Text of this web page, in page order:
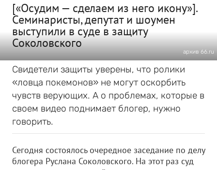
[«Осудим — сделаем из него икону»].
Семинаристы, депутат и шоумен
выступили в суде в защиту
Соколовского
архив 66.ru
Свидетели защиты уверены, что ролики
«ловца покемонов» не могут оскорбить
чувств верующих. А о проблемах, которые в
своем видео поднимает блогер, нужно
говорить.
Сегодня состоялось очередное заседание по делу
блогера Руслана Соколовского. На этот раз суд